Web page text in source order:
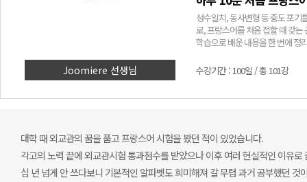
Joomiere 선생님
성수일치, 동사변형 등 중도 포기
로, 프랑스어를 처음 접할 때 갖
학습으로 배운 내용을 한 번에 정
수강기간 : 100일 / 총 101강
대학 때 외교관의 꿈을 품고 프랑스어 시험을 봤던 적이 있었습니다.
각고의 노력 끝에 외교관시험 통과점수를 받았으나 이후 여러 현실적인 이유
십 년 넘게 안 쓰다보니 기본적인 알파벳도 희미해져 갈 무렵 과거 공부했던